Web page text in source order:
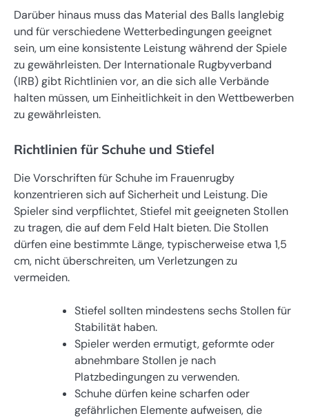
Darüber hinaus muss das Material des Balls langlebig
und für verschiedene Wetterbedingungen geeignet
sein, um eine konsistente Leistung während der Spiele
zu gewährleisten. Der Internationale Rugbyverband
(IRB) gibt Richtlinien vor, an die sich alle Verbände
halten müssen, um Einheitlichkeit in den Wettbewerben
zu gewährleisten.
Richtlinien für Schuhe und Stiefel
Die Vorschriften für Schuhe im Frauenrugby
konzentrieren sich auf Sicherheit und Leistung. Die
Spieler sind verpflichtet, Stiefel mit geeigneten Stollen
zu tragen, die auf dem Feld Halt bieten. Die Stollen
dürfen eine bestimmte Länge, typischerweise etwa 1,5
cm, nicht überschreiten, um Verletzungen zu
vermeiden.
Stiefel sollten mindestens sechs Stollen für
Stabilität haben.
Spieler werden ermutigt, geformte oder
abnehmbare Stollen je nach
Platzbedingungen zu verwenden.
Schuhe dürfen keine scharfen oder
gefährlichen Elemente aufweisen, die